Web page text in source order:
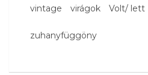
vintage virágok Volt/ lett
zuhanyfüggöny